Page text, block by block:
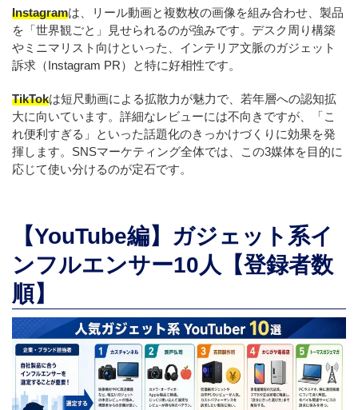
Instagramは、リール動画と複数枚の画像を組み合わせ、製品
を「世界観ごと」見せられるのが強みです。デスク周り構築
やミニマリスト向けといった、インテリア文脈のガジェット
訴求（Instagram PR）と特に好相性です。
TikTokは短尺動画による拡散力が魅力で、若年層への認知拡
大に向いています。詳細なレビューには不向きですが、「こ
れ便利すぎる」といった話題化のきっかけづくりに効果を発
揮します。SNSマーケティング全体では、この3媒体を目的に
応じて使い分けるのが定石です。
【YouTube編】ガジェット系イ
ンフルエンサー10人【登録者数
順】